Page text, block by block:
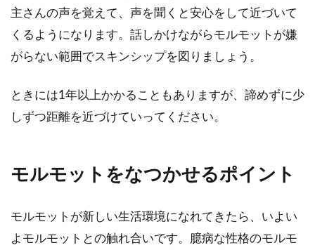
主さんの声を覚えて、声を聞くと安心をして近づいて
くるようになります。話しかけながらモルモットが嫌
がらない範囲でスキンシップを図りましょう。
ときには1年以上かかることもありますが、諦めずに少
しずつ距離を近づけていってください。
モルモットをなつかせるポイント
モルモットが新しい生活環境になれてきたら、いよい
よモルモットとの触れ合いです。臆病な性格のモルモ